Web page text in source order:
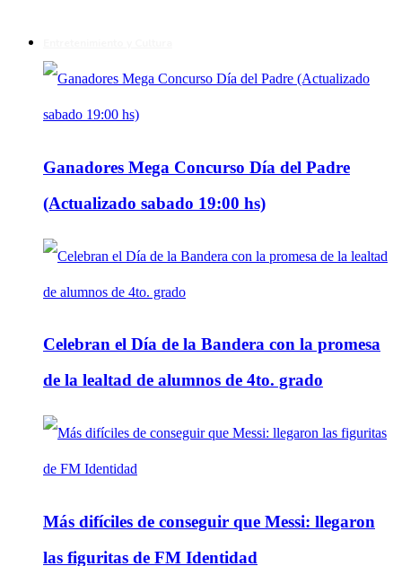
Ganadores Mega Concurso Día del Padre
(Actualizado sabado 19:00 hs)
Celebran el Día de la Bandera con la promesa
de la lealtad de alumnos de 4to. grado
Más difíciles de conseguir que Messi: llegaron
las figuritas de FM Identidad